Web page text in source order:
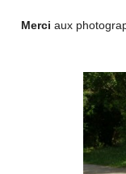
Merci aux